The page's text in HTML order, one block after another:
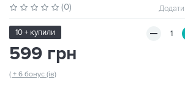
(0)
10 + купили
599 грн
( + 6 бонус (ів)